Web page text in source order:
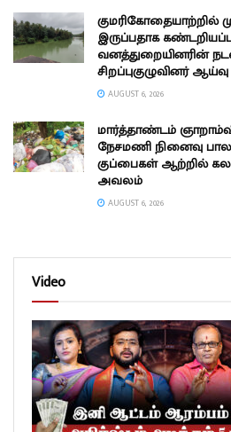
குமரிகோதையாற்றில்
இருப்பதாக
வனத்துறையினரின்
சிறப்புகுழுவினர் ஆய்வு
AUGUST 6, 2026
மார்த்தாண்டம்
நேசமணி நினைவு
குப்பைகள் ஆற்றில்
அவலம்
AUGUST 6, 2026
Video